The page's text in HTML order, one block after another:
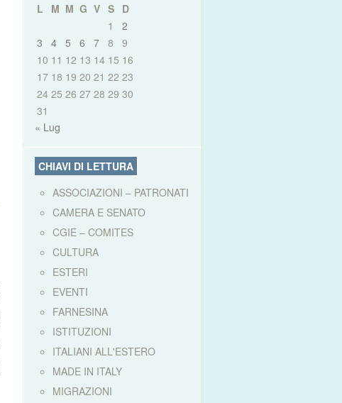
L
M M G V S D
1
2
3
4 5 6 7 8
9
10 11 12 13 14 15 16
17 18 19 20 21 22 23
24 25 26 27 28 29 30
31
« Lug
CHIAVI DI LETTURA
ASSOCIAZIONI – PATRONATI
CAMERA E SENATO
CGIE – COMITES
CULTURA
ESTERI
EVENTI
FARNESINA
ISTITUZIONI
ITALIANI ALL'ESTERO
MADE IN ITALY
MIGRAZIONI